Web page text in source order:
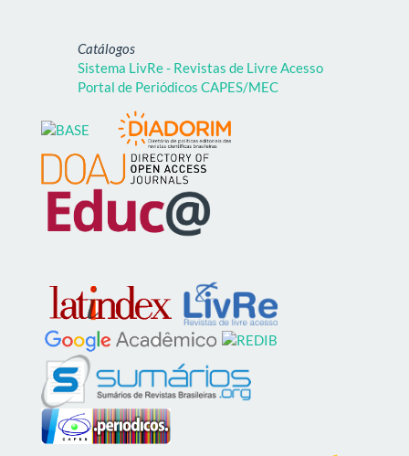
Catálogos
Sistema LivRe - Revistas de Livre Acesso
Portal de Periódicos CAPES/MEC